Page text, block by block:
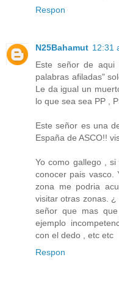
Respon
N25Bahamut 12:31
Este señor de aqui
palabras afiladas"
Le da igual un
lo que sea sea PP ,
Este señor es una
España de ASCO!!
Yo como gallego ,
conocer pais vasco.
zona me podria
visitar otras zonas.
señor que mas
ejemplo
con el dedo , etc etc
Respon